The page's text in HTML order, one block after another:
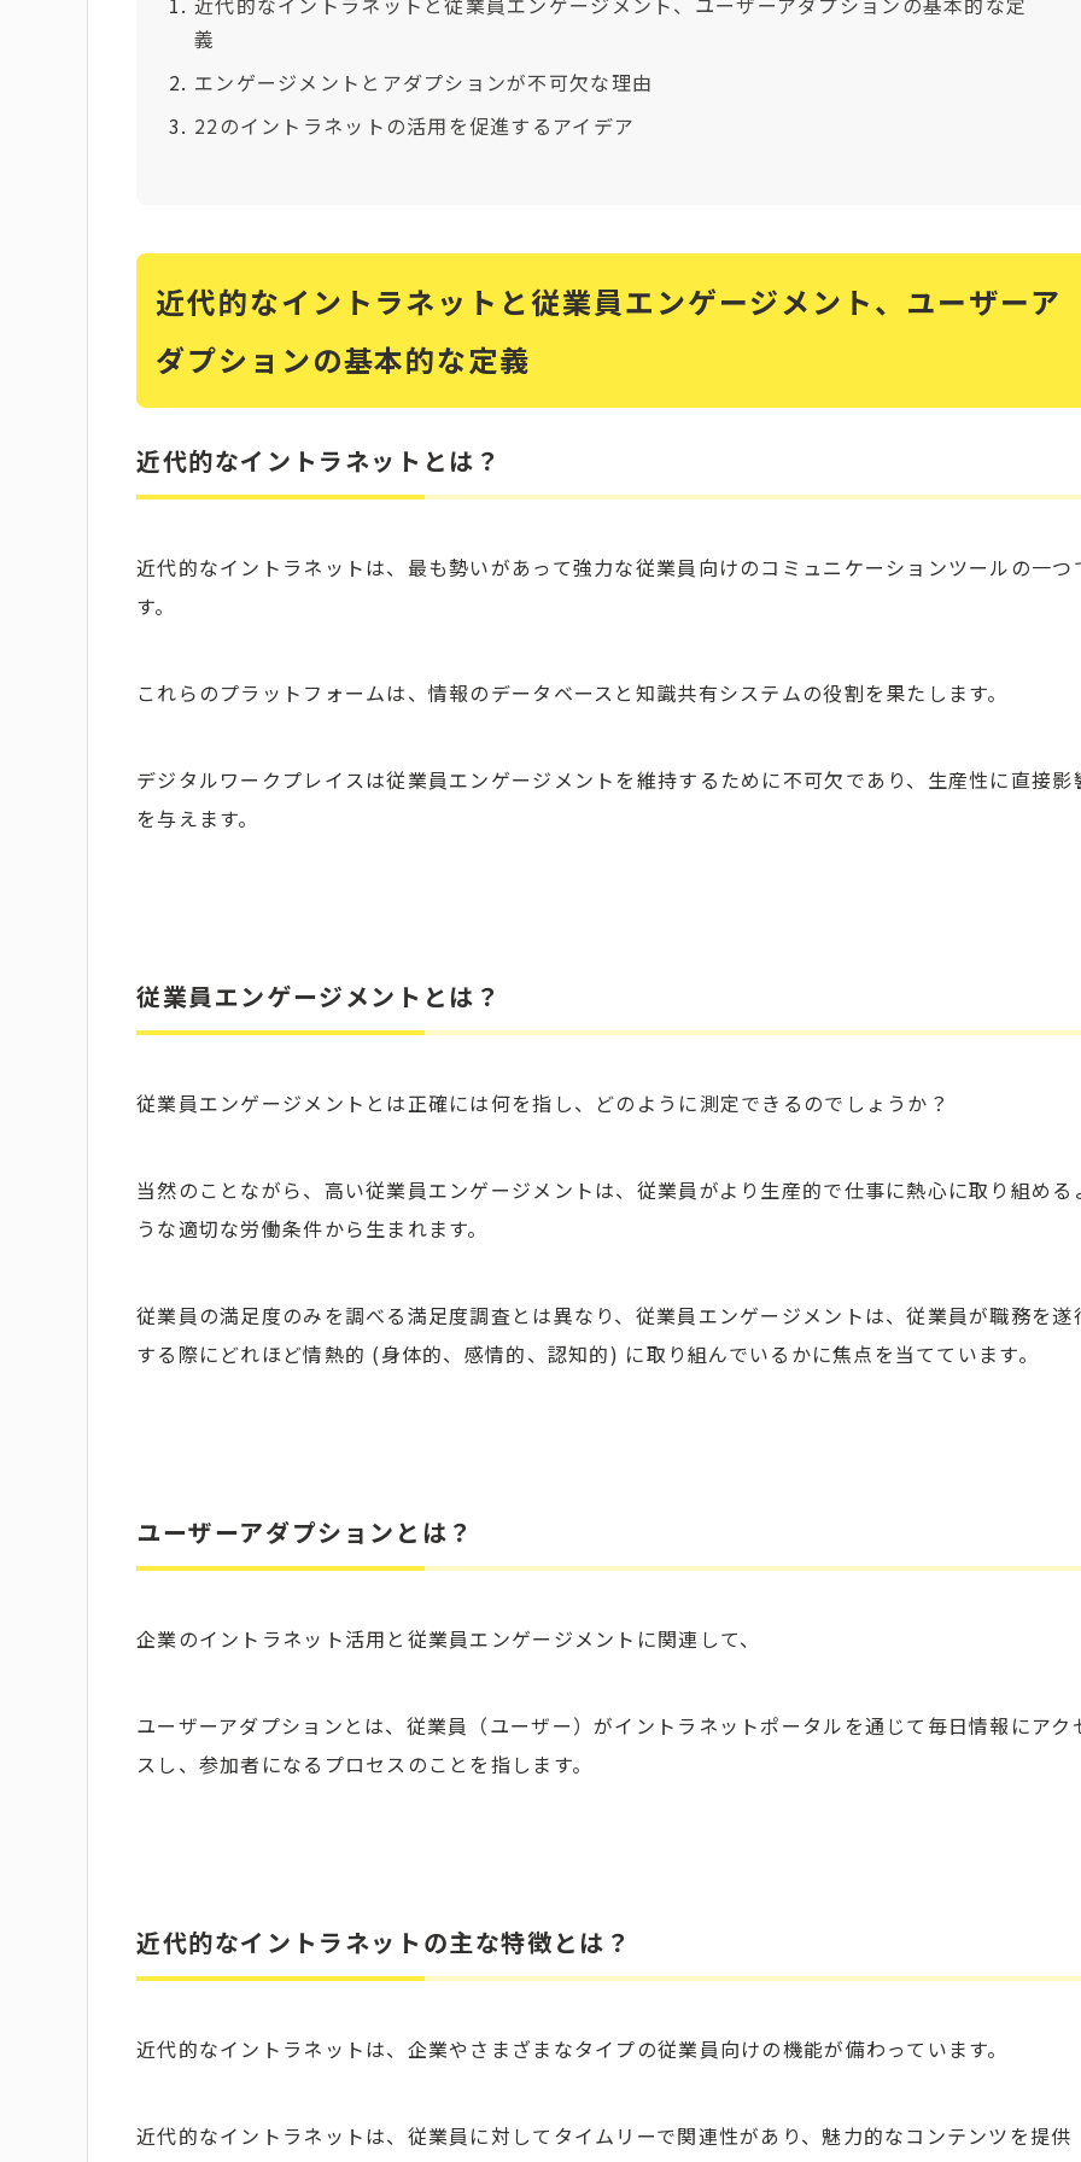
義
エンゲージメントとアダプションが不可欠な理由
22のイントラネットの活用を促進するアイデア
近代的なイントラネットと従業員エンゲージメント、ユーザーア
ダプションの基本的な定義
近代的なイントラネットとは？
近代的なイントラネットは、最も勢いがあって強力な従業員向けのコミュニケーションツールの一つ
す。
これらのプラットフォームは、情報のデータベースと知識共有システムの役割を果たします。
デジタルワークプレイスは従業員エンゲージメントを維持するために不可欠であり、生産性に直接影
を与えます。
従業員エンゲージメントとは？
従業員エンゲージメントとは正確には何を指し、どのように測定できるのでしょうか？
当然のことながら、高い従業員エンゲージメントは、従業員がより生産的で仕事に熱心に取り組める
うな適切な労働条件から生まれます。
従業員の満足度のみを調べる満足度調査とは異なり、従業員エンゲージメントは、従業員が職務を遂
する際にどれほど情熱的 (身体的、感情的、認知的) に取り組んでいるかに焦点を当てています。
ユーザーアダプションとは？
企業のイントラネット活用と従業員エンゲージメントに関連して、
ユーザーアダプションとは、従業員（ユーザー）がイントラネットポータルを通じて毎日情報にアク
スし、参加者になるプロセスのことを指します。
近代的なイントラネットの主な特徴とは？
近代的なイントラネットは、企業やさまざまなタイプの従業員向けの機能が備わっています。
近代的なイントラネットは、従業員に対してタイムリーで関連性があり、魅力的なコンテンツを提供